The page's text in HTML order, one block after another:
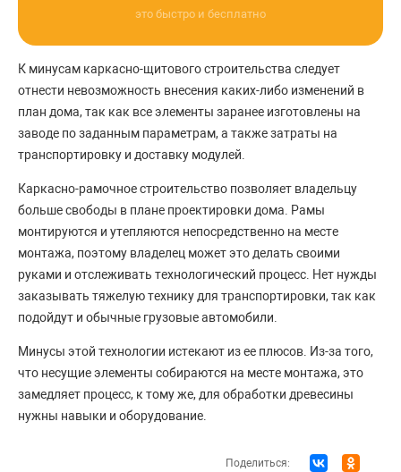
это быстро и бесплатно
К минусам каркасно-щитового строительства следует
отнести невозможность внесения каких-либо изменений в
план дома, так как все элементы заранее изготовлены на
заводе по заданным параметрам, а также затраты на
транспортировку и доставку модулей.
Каркасно-рамочное строительство позволяет владельцу
больше свободы в плане проектировки дома. Рамы
монтируются и утепляются непосредственно на месте
монтажа, поэтому владелец может это делать своими
руками и отслеживать технологический процесс. Нет нужды
заказывать тяжелую технику для транспортировки, так как
подойдут и обычные грузовые автомобили.
Минусы этой технологии истекают из ее плюсов. Из-за того,
что несущие элементы собираются на месте монтажа, это
замедляет процесс, к тому же, для обработки древесины
нужны навыки и оборудование.
Поделиться: